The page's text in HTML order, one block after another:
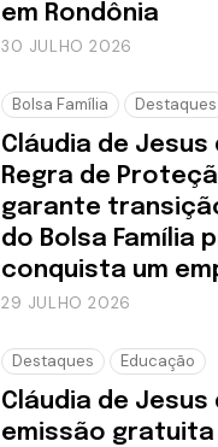
em Rondônia
30 JULHO 2026
Bolsa Família Destaques
Cláudia de
Regra de
garante
do Bolsa Família
conquista um
29 JULHO 2026
Destaques Educação
Cláudia de Jesus
emissão gratuita